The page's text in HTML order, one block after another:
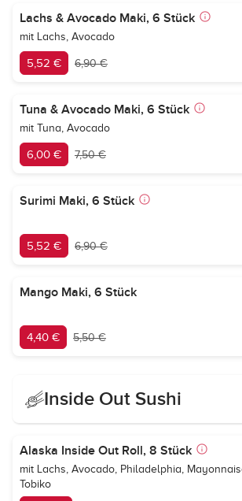
Lachs & Avocado Maki, 6 Stück
mit Lachs, Avocado
5,52 € 6,90 €
Tuna & Avocado Maki, 6 Stück
mit Tuna, Avocado
6,00 € 7,50 €
Surimi Maki, 6 Stück
5,52 € 6,90 €
Mango Maki, 6 Stück
4,40 € 5,50 €
Inside Out Sushi
Alaska Inside Out Roll, 8 Stück
mit Lachs, Avocado, Philadelphia,
Tobiko